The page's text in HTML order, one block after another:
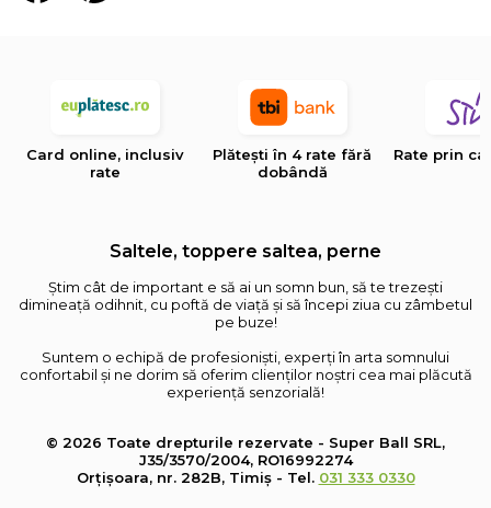
Card online, inclusiv
rate
Plătești în 4 rate fără
dobândă
Rate prin
Saltele, toppere saltea, perne
Știm cât de important e să ai un somn bun, să te trezești
dimineață odihnit, cu poftă de viață și să începi ziua cu zâmbetul
pe buze!
Suntem o echipă de profesioniști, experți în arta somnului
confortabil și ne dorim să oferim clienților noștri cea mai plăcută
experiență senzorială!
© 2026 Toate drepturile rezervate - Super Ball SRL,
J35/3570/2004, RO16992274
Orțișoara, nr. 282B, Timiș - Tel. 031 333 0330